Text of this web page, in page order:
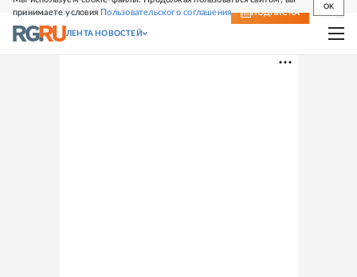
принимаете условия Пользовательского соглашения
OK
СВЕЖИЙ НОМЕР ПОДПИСКА
ЛЕНТА НОВОСТЕЙ